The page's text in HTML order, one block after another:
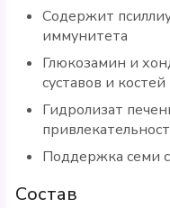
Содержит
иммунитета
Глюкозамин и
суставов и костей
Гидролизат
Поддержка семи
Состав